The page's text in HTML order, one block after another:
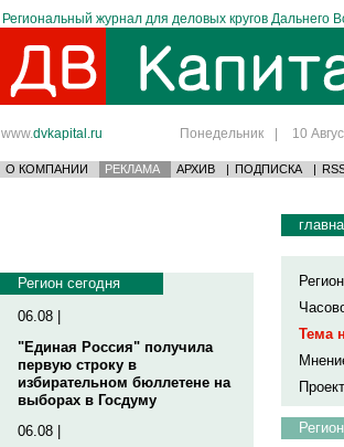
Региональный журнал для деловых кругов Дальнего
www.dvkapital.ru Понедельник | 10
О КОМПАНИИ РЕКЛАМА АРХИВ | ПОДПИСКА |
Регион сегодня
06.08 |
"Единая Россия" получила
первую строку в
избирательном бюллетене на
выборах в Госдуму
06.08 |
Тема